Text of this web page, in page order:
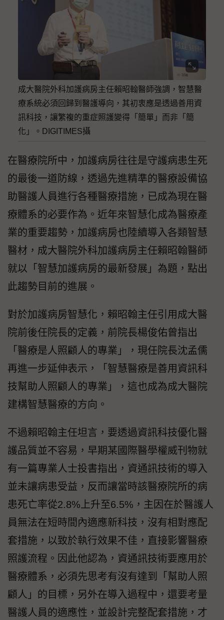
成大醫院外科加護病房主任賴昭翰醫師強調，智慧醫
療系統必須回歸到醫護導向，其初衷應是透過善用資
訊科技，讓繁複的重症照護變得「簡單」而非「簡
化」。DIGITIMES攝
在醫療院所中，加護病房往往是守護病患生死
的最後一道防線，透過先進精準的醫療設備協
助醫護人員進行各種醫療措施，已成為現在醫
療體系的必要作為。近年來智慧化成為醫療產
業的重要趨勢，加護病房也陸續導入各類智慧
醫材，成大醫院外科加護病房主任賴昭翰醫師
就以「智慧加護病房的最新發展」為題，點出
此趨勢目前的進展。
對於加護病房智慧化，賴昭翰主任引用成大醫
院前後任院長的定義，前院長楊俊佑曾指出
「醫療是人照顧人的專業」，現任院長沈孟儒
再進一步延伸表示，「智慧醫療是善用資訊科
技幫助人照顧人的專業」，這也成為成大醫院
建構智慧醫療的方向。
不過賴昭翰主任坦言，要透過資訊科技優化醫
護品質並不容易，早期某國際醫學權威刊物就
有一篇專業人士投書指出，資通訊技術的導入
並未讓病患受益，反而讓當時該醫療院所的病
患死亡率從2.8%上升至6.5%，主因在於醫護人
員無法在短時間內適應新科技，沒有相對應配
套措施，以致於執行效果不佳，直接影響醫療
照護流程。因此他認為，資通訊技術要應用於
醫療體系，必須先思考有沒有達到「幫助人照
顧人」的目標，另外在導入過程中，還要考量
醫護人員的適應性，並設計完整配套措施，才